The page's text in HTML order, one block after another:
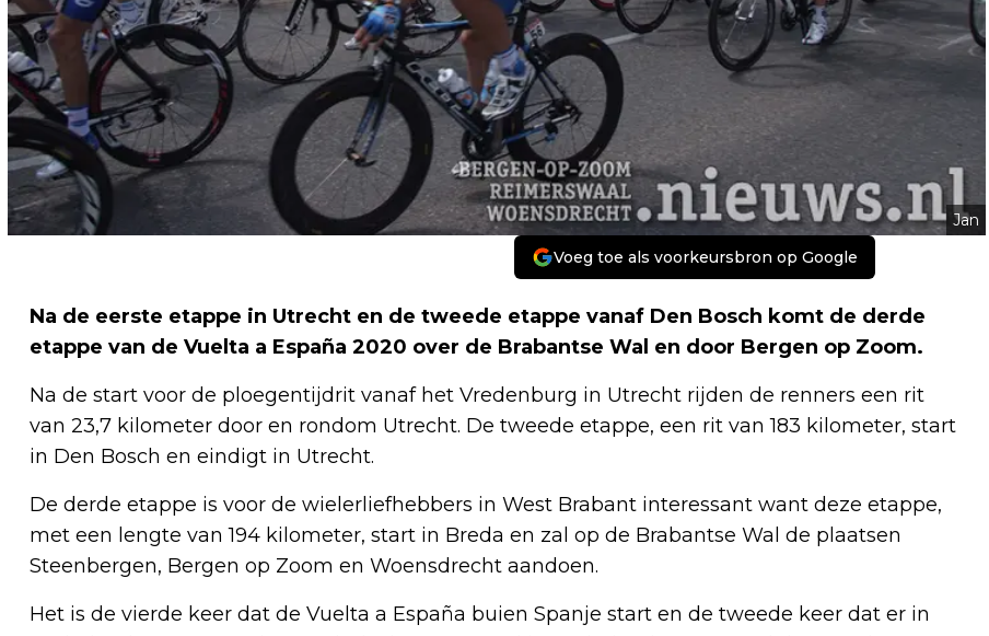
Jan
Voeg toe als voorkeursbron op Google
Na de eerste etappe in Utrecht en de tweede etappe vanaf Den Bosch komt de derde
etappe van de Vuelta a España 2020 over de Brabantse Wal en door Bergen op Zoom.
Na de start voor de ploegentijdrit vanaf het Vredenburg in Utrecht rijden de renners een rit
van 23,7 kilometer door en rondom Utrecht. De tweede etappe, een rit van 183 kilometer, start
in Den Bosch en eindigt in Utrecht.
De derde etappe is voor de wielerliefhebbers in West Brabant interessant want deze etappe,
met een lengte van 194 kilometer, start in Breda en zal op de Brabantse Wal de plaatsen
Steenbergen, Bergen op Zoom en Woensdrecht aandoen.
Het is de vierde keer dat de Vuelta a España buien Spanje start en de tweede keer dat er in